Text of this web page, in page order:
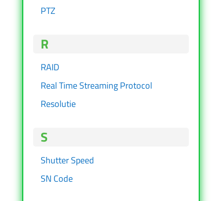
PTZ
R
RAID
Real Time Streaming Protocol
Resolutie
S
Shutter Speed
SN Code